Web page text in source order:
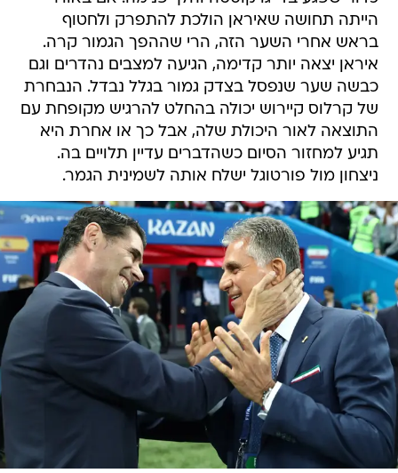
הייתה תחושה שאיראן הולכת להתפרק ולחטוף
בראש אחרי השער הזה, הרי שההפך הגמור קרה.
איראן יצאה יותר קדימה, הגיעה למצבים נהדרים וגם
כבשה שער שנפסל בצדק גמור בגלל נבדל. הנבחרת
של קרלוס קיירוש יכולה בהחלט להרגיש מקופחת עם
התוצאה לאור היכולת שלה, אבל כך או אחרת היא
תגיע למחזור הסיום כשהדברים עדיין תלויים בה.
ניצחון מול פורטוגל ישלח אותה לשמינית הגמר.